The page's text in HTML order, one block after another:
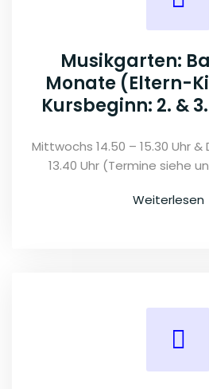
Musikgarten:
Monate (Eltern-
Kursbeginn: 2. &
Mittwochs 14.50 – 15.30 Uhr &
13.40 Uhr (Termine siehe
Weiterlesen